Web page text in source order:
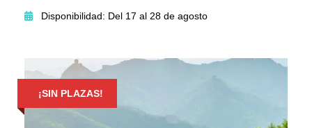
Disponibilidad: Del 17 al 28 de agosto
¡SIN PLAZAS!